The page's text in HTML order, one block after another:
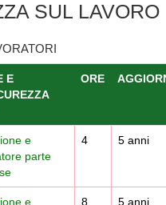
SUL LAVORO
E
ORE
e
parte
4 5 anni
e
8 5 anni